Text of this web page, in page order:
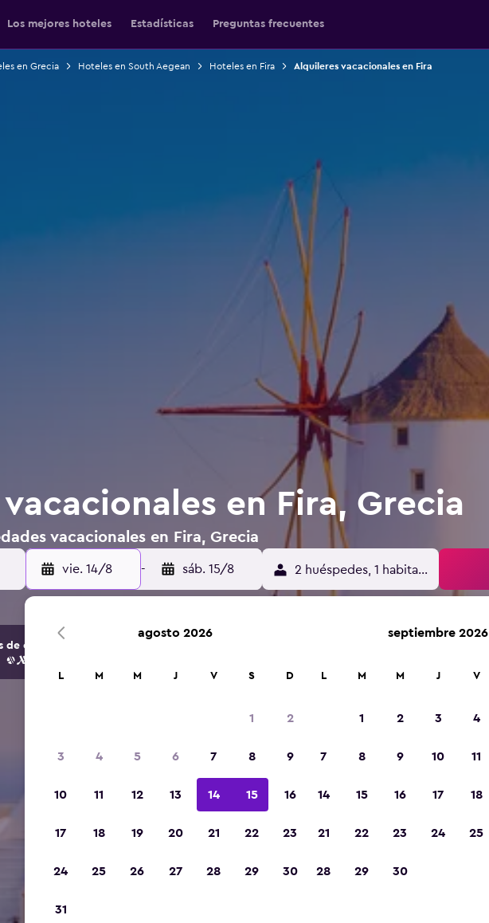
Los mejores hoteles Estadísticas Preguntas frecuentes
en Grecia Hoteles en South Aegean Hoteles en Fira Alquileres vacacionales en Fira
en Fira, Grecia
vacacionales en Fira, Grecia
vie. 14/8 - sáb. 15/8 2 huéspedes, 1 habitación
opciones de hoteles y alojamientos.
agosto 2026
L M M J V S D
1 2
3 4 5 6 7 8 9
10 11 12 13 14 15 16
17 18 19 20 21 22 23
24 25 26 27 28 29 30
31
septiembre 2026
L M M J V
1 2 3 4
7 8 9 10 11
14 15 16 17 18
21 22 23 24 25
28 29 30